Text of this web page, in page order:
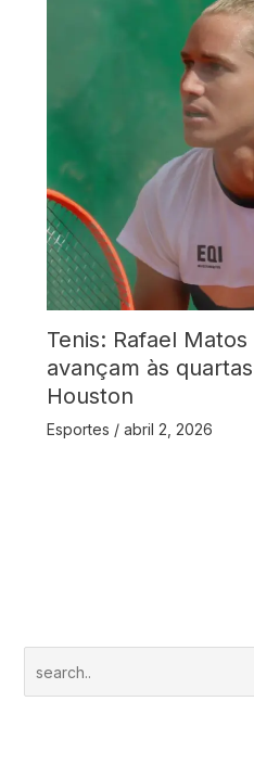
Tenis: Rafael
avançam às
Houston
Esportes / abril 2, 2026